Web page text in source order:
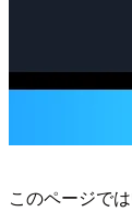
このページで